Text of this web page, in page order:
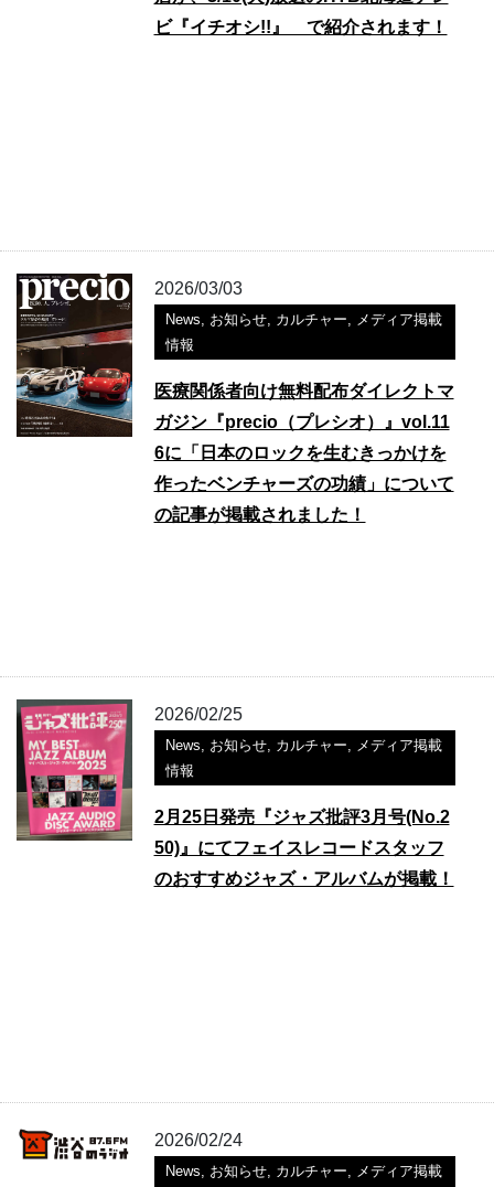
ビ『イチオシ!!』 で紹介されます！
2026/03/03
News, お知らせ, カルチャー, メディア掲載
情報
医療関係者向け無料配布ダイレクトマ
ガジン『precio（プレシオ）』vol.11
6に「日本のロックを生むきっかけを
作ったベンチャーズの功績」について
の記事が掲載されました！
2026/02/25
News, お知らせ, カルチャー, メディア掲載
情報
2月25日発売『ジャズ批評3月号(No.2
50)』にてフェイスレコードスタッフ
のおすすめジャズ・アルバムが掲載！
2026/02/24
News, お知らせ, カルチャー, メディア掲載